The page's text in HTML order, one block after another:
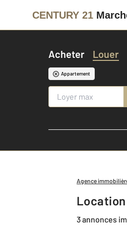
CENTURY 21
Acheter Louer
Appartement
Agence
3 annonces